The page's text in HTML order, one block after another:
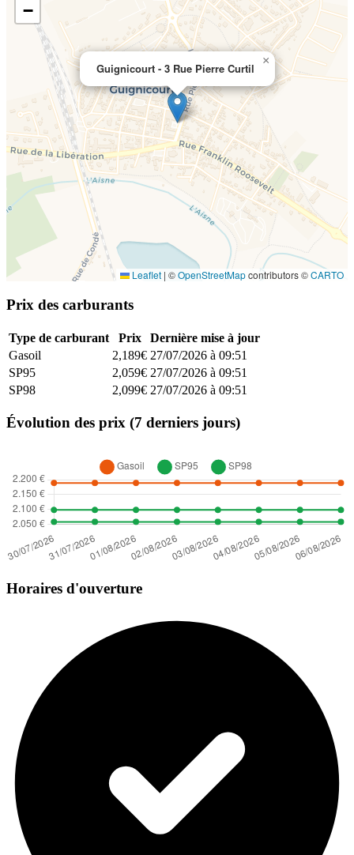
Guignicourt - 3 Rue Pierre Curtil
×
−
Leaflet | ©OpenStreetMapcontributors ©CARTO
Prix des carburants
Type de carburant Prix
Dernière mise à jour
Gasoil
2,189€ 27/07/2026 à 09:51
SP95
2,059€ 27/07/2026 à 09:51
SP98
2,099€ 27/07/2026 à 09:51
Évolution des prix (7 derniers jours)
Horaires d'ouverture